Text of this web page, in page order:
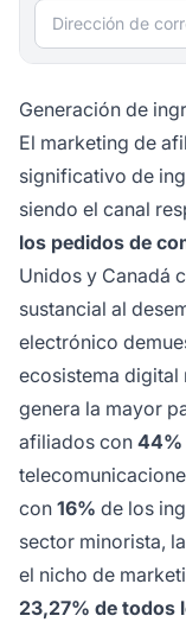
Dirección de
Generación de
El marketing de
significativo de
siendo el canal
los pedidos de
Unidos y Canadá
sustancial al
electrónico
ecosistema digital
genera la mayor
afiliados con 44%
con 16% de los
sector minorista,
el nicho de
23,27% de todos